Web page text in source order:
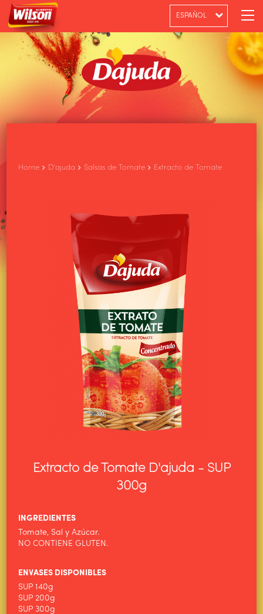
ALIMENTOS WILSON
ESPAÑOL
PT-BR
Home D'ajuda Salsas de Tomate Extracto de Tomate
Extracto de Tomate D'ajuda - SUP
300g
INGREDIENTES
Tomate, Sal y Azúcar.
NO CONTIENE GLUTEN.
ENVASES DISPONIBLES
SUP 140g
SUP 200g
SUP 300g